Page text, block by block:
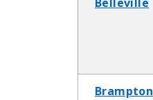
Belleville
Brampton